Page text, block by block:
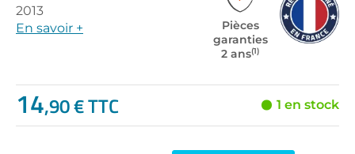
2013
En savoir +
Pièces
garanties
2 ans(1)
14,90 € TTC 1 en stock